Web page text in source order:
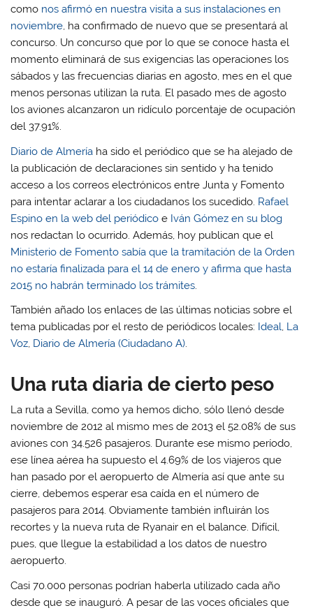
como nos afirmó en nuestra visita a sus instalaciones en
noviembre, ha confirmado de nuevo que se presentará al
concurso. Un concurso que por lo que se conoce hasta el
momento eliminará de sus exigencias las operaciones los
sábados y las frecuencias diarias en agosto, mes en el que
menos personas utilizan la ruta. El pasado mes de agosto
los aviones alcanzaron un ridículo porcentaje de ocupación
del 37.91%.
Diario de Almería ha sido el periódico que se ha alejado de
la publicación de declaraciones sin sentido y ha tenido
acceso a los correos electrónicos entre Junta y Fomento
para intentar aclarar a los ciudadanos los sucedido. Rafael
Espino en la web del periódico e Iván Gómez en su blog
nos redactan lo ocurrido. Además, hoy publican que el
Ministerio de Fomento sabía que la tramitación de la Orden
no estaría finalizada para el 14 de enero y afirma que hasta
2015 no habrán terminado los trámites.
También añado los enlaces de las últimas noticias sobre el
tema publicadas por el resto de periódicos locales: Ideal, La
Voz, Diario de Almería (Ciudadano A).
Una ruta diaria de cierto peso
La ruta a Sevilla, como ya hemos dicho, sólo llenó desde
noviembre de 2012 al mismo mes de 2013 el 52.08% de sus
aviones con 34.526 pasajeros. Durante ese mismo período,
ese línea aérea ha supuesto el 4.69% de los viajeros que
han pasado por el aeropuerto de Almería así que ante su
cierre, debemos esperar esa caída en el número de
pasajeros para 2014. Obviamente también influirán los
recortes y la nueva ruta de Ryanair en el balance. Difícil,
pues, que llegue la estabilidad a los datos de nuestro
aeropuerto.
Casi 70.000 personas podrían haberla utilizado cada año
desde que se inauguró. A pesar de las voces oficiales que